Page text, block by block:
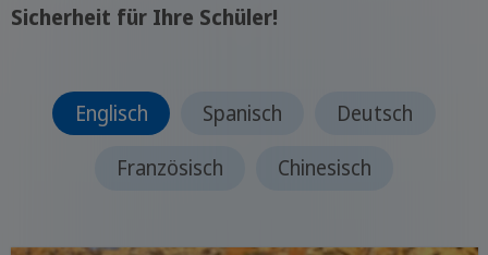
Sicherheit für Ihre Schüler!
Englisch Spanisch
Deutsch
Französisch
Chinesisch